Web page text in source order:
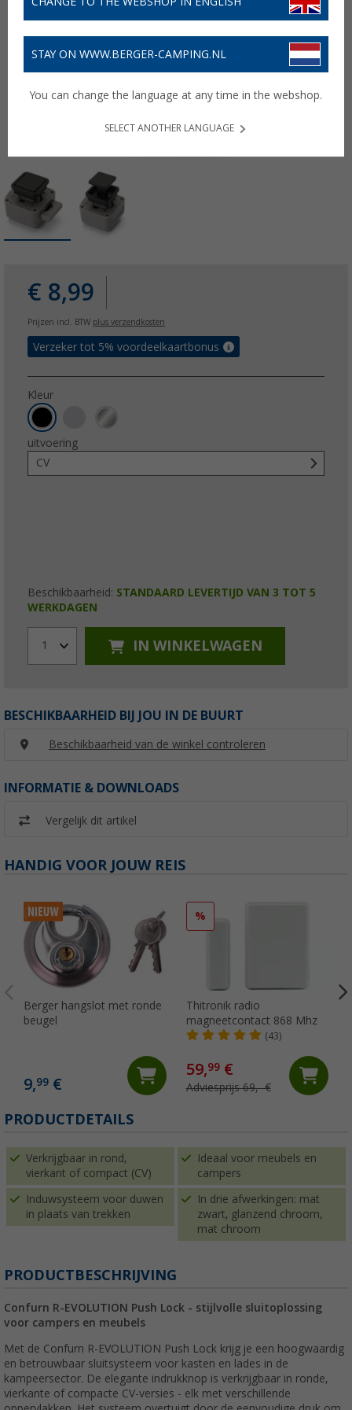
€ 8,99
Prijzen incl. BTW plus verzendkosten
Verzeker tot 5% voordeelkaartbonus
Kleur
uitvoering
CV
Beschikbaarheid: STANDAARD LEVERTIJD VAN 3 TOT 5
WERKDAGEN
1 IN WINKELWAGEN
BESCHIKBAARHEID BIJ JOU IN DE BUURT
Beschikbaarheid van de winkel controleren
INFORMATIE & DOWNLOADS
Vergelijk dit artikel
HANDIG VOOR JOUW REIS
Berger hangslot met ronde
beugel
9,99 €
%
Thitronik radio
magneetcontact 868 Mhz
(43)
59,99€
Adviesprijs 69,- €
PRODUCTDETAILS
Verkrijgbaar in rond,
vierkant of compact (CV)
Ideaal voor meubels en
campers
Induwsysteem voor duwen
in plaats van trekken
In drie afwerkingen: mat
zwart, glanzend chroom,
mat chroom
PRODUCTBESCHRIJVING
Confurn R-EVOLUTION Push Lock - stijlvolle sluitoplossing
voor campers en meubels
Met de Confurn R-EVOLUTION Push Lock krijg je een hoogwaardig
en betrouwbaar sluitsysteem voor kasten en lades in de
kampeersector. De elegante indrukknop is verkrijgbaar in ronde,
vierkante of compacte CV-versies - elk met verschillende
STAY ON WWW.BERGER-CAMPING.NL
You can change the language at any time in the webshop.
SELECT ANOTHER LANGUAGE